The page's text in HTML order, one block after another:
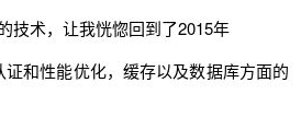
技术，让我恍惚回到了2015年
和性能优化，缓存以及数据库方面的